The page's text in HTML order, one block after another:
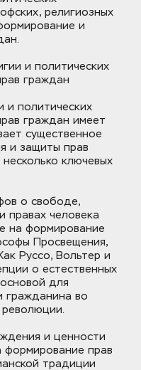
религиозных
и
и политических
граждан
и политических
граждан имеет
существенное
и защиты прав
ключевых
о свободе,
правах человека
на формирование
Просвещения,
Руссо, Вольтер и
о естественных
для
гражданина во
революции.
и ценности
формирование прав
традиции